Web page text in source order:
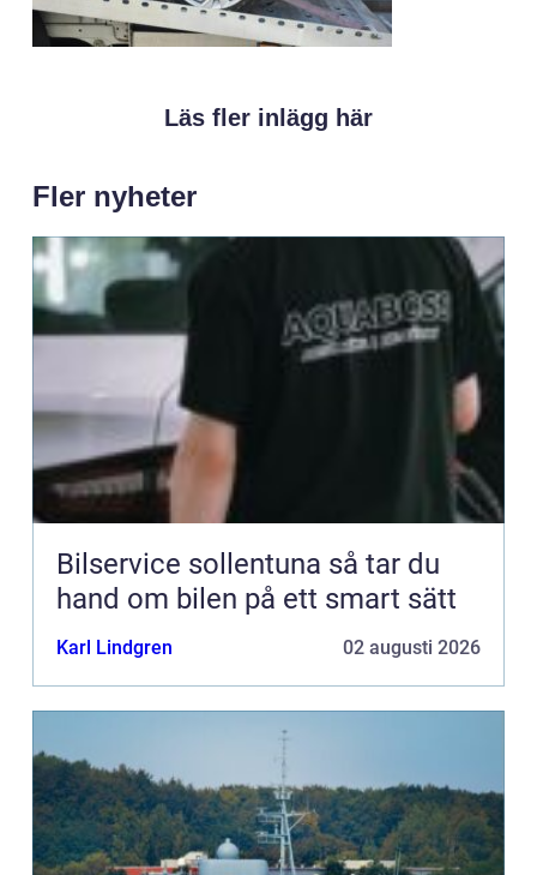
Läs fler inlägg här
Fler nyheter
Bilservice sollentuna så tar du
hand om bilen på ett smart sätt
Karl Lindgren 02 augusti 2026